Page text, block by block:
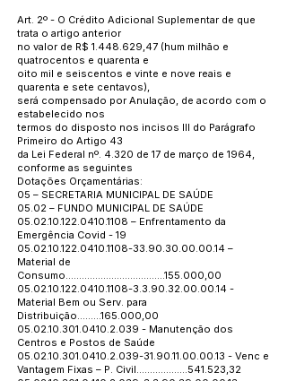
Art. 2º - O Crédito Adicional Suplementar de que
trata o artigo anterior
no valor de R$ 1.448.629,47 (hum milhão e
quatrocentos e quarenta e
oito mil e seiscentos e vinte e nove reais e
quarenta e sete centavos),
será compensado por Anulação, de acordo com o
estabelecido nos
termos do disposto nos incisos III do Parágrafo
Primeiro do Artigo 43
da Lei Federal nº. 4.320 de 17 de março de 1964,
conforme as seguintes
Dotações Orçamentárias:
05 – SECRETARIA MUNICIPAL DE SAÚDE
05.02 – FUNDO MUNICIPAL DE SAÚDE
05.02.10.122.0410.1108 – Enfrentamento da
Emergência Covid - 19
05.02.10.122.0410.1108-33.90.30.00.00.14 –
Material de
Consumo.....................................155.000,00
05.02.10.122.0410.1108-3.3.90.32.00.00.14 -
Material Bem ou Serv. para
Distribuição.........165.000,00
05.02.10.301.0410.2.039 - Manutenção dos
Centros e Postos de Saúde
05.02.10.301.0410.2.039-31.90.11.00.00.13 - Venc e
Vantagem Fixas – P. Civil...................541.523,32